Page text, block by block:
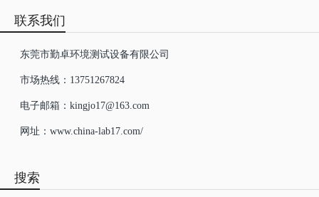
联系我们
东莞市勤卓环境测试设备有限公司
市场热线：13751267824
电子邮箱：kingjo17@163.com
网址：www.china-lab17.com/
搜索